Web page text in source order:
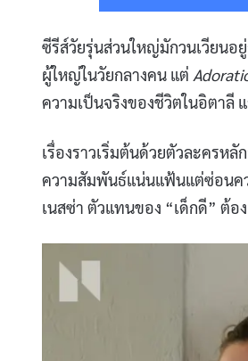
ซีรีส์วัยรุ่นส่วนใหญ่มักวนเวียนอ
ผู้ใหญ่ในวัยกลางคน แต่
ความเป็นจริงของชีวิตในอิตาลี
เรื่องราวเริ่มต้นด้วยตัวละครหลั
ความสัมพันธ์แน่นแฟ้นแต่ซ่อนคว
เนสซ่า ตัวแทนของ “เด็กดี” ต้